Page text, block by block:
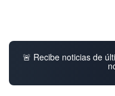
🚨 Recibe noticias de